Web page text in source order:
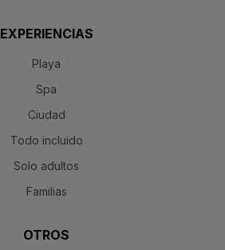
EXPERIENCIAS
Playa
Spa
Ciudad
Todo incluido
Solo adultos
Familias
OTROS